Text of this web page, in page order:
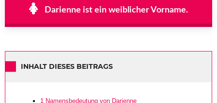
Darienne ist ein weiblicher Vorname.
INHALT DIESES BEITRAGS
1 Namensbedeutung von Darienne